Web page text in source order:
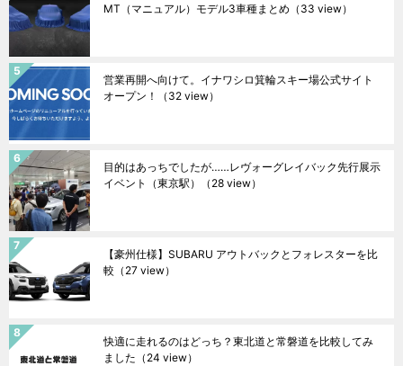
MT（マニュアル）モデル3車種まとめ （33 view）
営業再開へ向けて。イナワシロ箕輪スキー場公式サイト
オープン！
（32 view）
目的はあっちでしたが……レヴォーグレイバック先行展示
イベント（東京駅）
（28 view）
【豪州仕様】SUBARU アウトバックとフォレスターを比
較 （27 view）
快適に走れるのはどっち？東北道と常磐道を比較してみ
ました （24 view）